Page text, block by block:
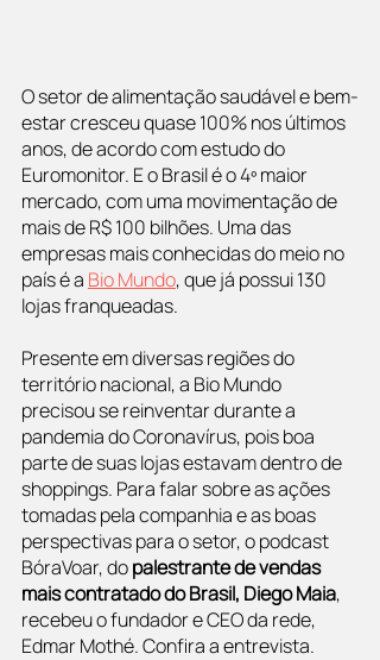
O setor de alimentação saudável e bem-
estar cresceu quase 100% nos últimos
anos, de acordo com estudo do
Euromonitor. E o Brasil é o 4º maior
mercado, com uma movimentação de
mais de R$ 100 bilhões. Uma das
empresas mais conhecidas do meio no
país é a Bio Mundo, que já possui 130
lojas franqueadas.
Presente em diversas regiões do
território nacional, a Bio Mundo
precisou se reinventar durante a
pandemia do Coronavírus, pois boa
parte de suas lojas estavam dentro de
shoppings. Para falar sobre as ações
tomadas pela companhia e as boas
perspectivas para o setor, o podcast
BóraVoar, do palestrante de vendas
mais contratado do Brasil, Diego Maia,
recebeu o fundador e CEO da rede,
Edmar Mothé. Confira a entrevista.